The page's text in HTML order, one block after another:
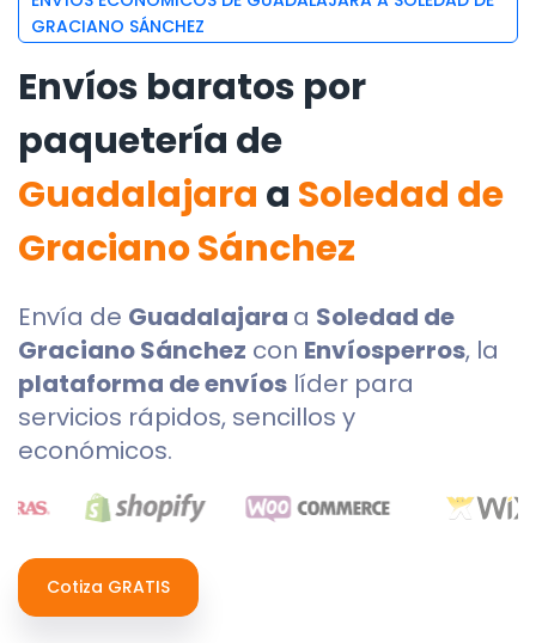
GRACIANO SÁNCHEZ
Envíos baratos por
paquetería de
Guadalajara a Soledad de
Graciano Sánchez
Envía de Guadalajara a Soledad de
Graciano Sánchez con Envíosperros, la
plataforma de envíos líder para
servicios rápidos, sencillos y
económicos.
Cotiza GRATIS